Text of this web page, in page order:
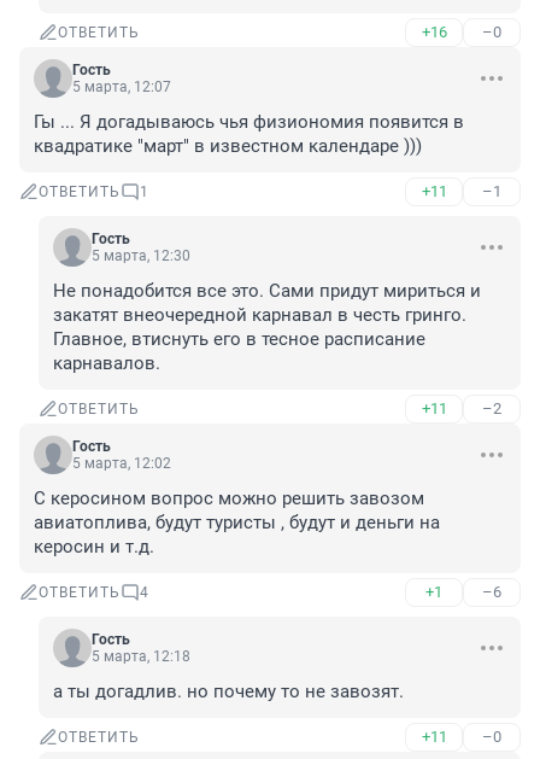
ОТВЕТИТЬ +16 –0
Гость
5 марта, 12:07
Гы ... Я догадываюсь чья физиономия появится в
квадратике "март" в известном календаре )))
ОТВЕТИТЬ 1 +11 –1
Гость
5 марта, 12:30
Не понадобится все это. Сами придут мириться и
закатят внеочередной карнавал в честь гринго.
Главное, втиснуть его в тесное расписание
карнавалов.
ОТВЕТИТЬ +11 –2
Гость
5 марта, 12:02
С керосином вопрос можно решить завозом
авиатоплива, будут туристы , будут и деньги на
керосин и т.д.
ОТВЕТИТЬ 4 +1 –6
Гость
5 марта, 12:18
а ты догадлив. но почему то не завозят.
ОТВЕТИТЬ +11 –0